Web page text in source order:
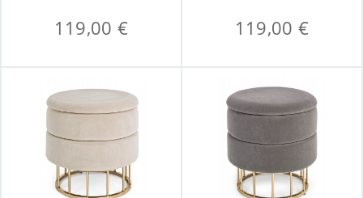
119,00 € 119,00 €